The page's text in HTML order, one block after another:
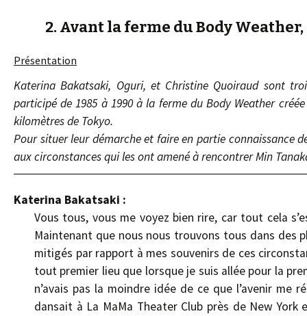
2. Avant la ferme du Body
Présentation
Katerina Bakatsaki, Oguri, et Christine Quoiraud sont
participé de 1985 à 1990 à la ferme du Body Weather
kilomètres de Tokyo.
Pour situer leur démarche et faire en partie connaissance
aux circonstances qui les ont amené à rencontrer Min
Katerina Bakatsaki :
Vous tous, vous me voyez bien rire, car tout cela
Maintenant que nous nous trouvons tous dans des
mitigés par rapport à mes souvenirs de ces
tout premier lieu que lorsque je suis allée pour la
n’avais pas la moindre idée de ce que l’avenir me
dansait à La MaMa Theater Club près de New York